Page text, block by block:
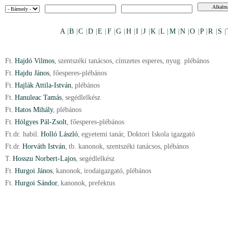
A B |C D |E F |G H I |J K |L M |N |O P |R S |
Ft. Hajdó Vilmos, szentszéki tanácsos, címzetes esperes, nyug. plébános
Ft. Hajdu János, főesperes-plébános
Ft. Hajlák Attila-István, plébános
Ft. Hanuleac Tamás, segédlelkész
Ft. Hatos Mihály, plébános
Ft. Hölgyes Pál-Zsolt, főesperes-plébános
Ft.dr. habil. Holló László, egyetemi tanár, Doktori Iskola igazgató
Ft.dr. Horváth István, tb. kanonok, szentszéki tanácsos, plébános
T. Hosszu Norbert-Lajos, segédlelkész
Ft. Hurgoi János, kanonok, irodaigazgató, plébános
Ft. Hurgoi Sándor, kanonok, prefektus